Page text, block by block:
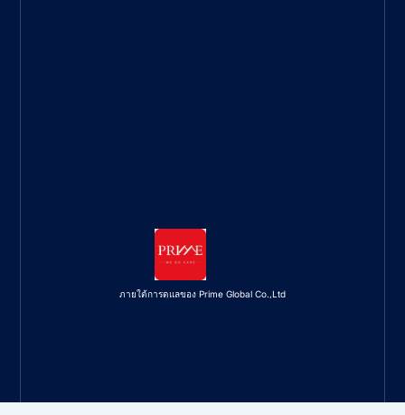
ภายใต้การดูแลของ Prime Global Co.,Ltd